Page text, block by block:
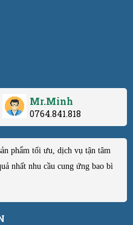
Mr.Minh
0764.841.818
phẩm tối ưu, dịch vụ tận tâm
nhất nhu cầu cung ứng bao bì